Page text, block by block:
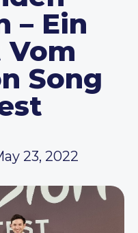
– Ein
Song
23, 2022